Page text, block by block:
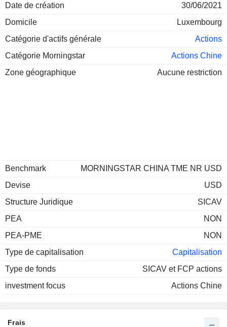
Date de création
30/06/2021
Domicile
Luxembourg
Catégorie d'actifs générale
Actions
Catégorie Morningstar
Actions Chine
Zone géographique
Aucune restriction
Benchmark
MORNINGSTAR CHINA TME NR USD
Devise
USD
Structure Juridique
SICAV
PEA
NON
PEA-PME
NON
Type de capitalisation
Capitalisation
Type de fonds
SICAV et FCP actions
investment focus
Actions Chine
Frais